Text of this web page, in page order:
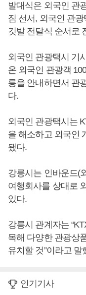
발대식은 외국인 관
짐 선서, 외국인 관
깃발 전달식 순서로
외국인 관광택시 기
온 외국인 관광객
릉을 안내하면서 관
다.
외국인 관광택시는
을 해소하고 외국인
됐다.
강릉시는 인바운드(
여행회사를 상대로
있다.
강릉시 관계자는
목해 다양한 관광상
유치할 것”이라고
인기기사